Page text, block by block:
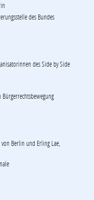
des Bundes
des Side by Side
Berlin und Erling Lae,